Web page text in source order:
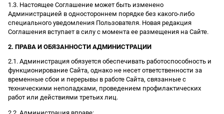
1.3. Настоящее Соглашение может быть изменено
Администрацией в одностороннем порядке без какого-либо
специального уведомления Пользователя. Новая редакция
Соглашения вступает в силу с момента ее размещения на Сайте.
2. ПРАВА И ОБЯЗАННОСТИ АДМИНИСТРАЦИИ
2.1. Администрация обязуется обеспечивать работоспособность и
функционирование Сайта, однако не несет ответственности за
временные сбои и перерывы в работе Сайта, связанные с
техническими неполадками, проведением профилактических
работ или действиями третьих лиц.